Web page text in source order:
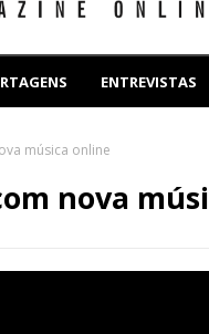
ENTREVISTAS
música online
nova